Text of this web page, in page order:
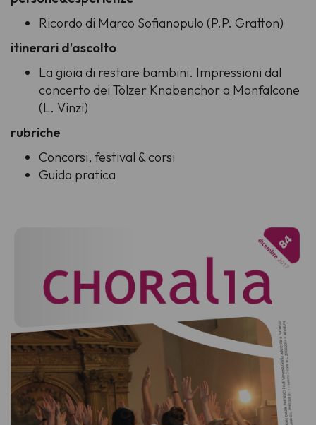
Ricordo di Marco Sofianopulo (P.P. Gratton)
itinerari d’ascolto
La gioia di restare bambini. Impressioni dal
concerto dei Tölzer Knabenchor a Monfalcone
(L. Vinzi)
rubriche
Concorsi, festival & corsi
Guida pratica